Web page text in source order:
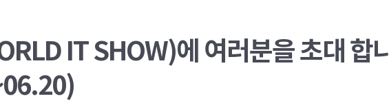
IT SHOW)에 여러분을 초대 합